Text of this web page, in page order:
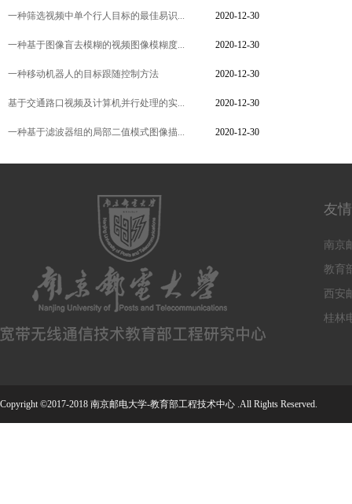
一种筛选视频中单个行人目标的最佳易识... 2020-12-30
一种基于图像盲去模糊的视频图像模糊度... 2020-12-30
一种移动机器人的目标跟随控制方法 2020-12-30
基于交通路口视频及计算机并行处理的实... 2020-12-30
一种基于滤波器组的局部二值模式图像描... 2020-12-30
友
南京
教育
西安
桂林
Copyright ©2017-2018 南京邮电大学-教育部工程技术中心 .All Rights Reserved.